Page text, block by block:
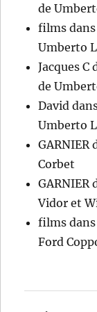
de
films dans
Umberto
Jacques C
de
David
Umberto
GARNIER
Corbet
GARNIER
Vidor et
films
Ford